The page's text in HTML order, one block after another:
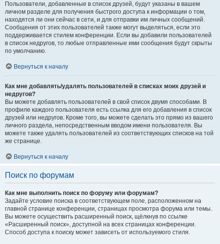
Пользователи, добавленные в список друзей, будут указаны в вашем
личном разделе для получения быстрого доступа к информации о том,
находятся ли они сейчас в сети, и для отправки им личных сообщений.
Сообщения от этих пользователей также могут выделяться, если это
поддерживается стилем конференции. Если вы добавили пользователей
в список недругов, то любые отправленные ими сообщения будут скрыты
по умолчанию.
Вернуться к началу
Как мне добавлять/удалять пользователей в списках моих друзей и
недругов?
Вы можете добавлять пользователей в свой список двумя способами. В
профиле каждого пользователя есть ссылка для его добавления в список
друзей или недругов. Кроме того, вы можете сделать это прямо из вашего
личного раздела, непосредственным вводом имени пользователя. Вы
можете также удалять пользователей из соответствующих списков на той
же странице.
Вернуться к началу
Поиск по форумам
Как мне выполнить поиск по форуму или форумам?
Задайте условие поиска в соответствующем поле, расположенном на
главной странице конференции, страницах просмотра форума или темы.
Вы можете осуществить расширенный поиск, щёлкнув по ссылке
«Расширенный поиск», доступной на всех страницах конференции.
Способ доступа к поиску может зависеть от используемого стиля.